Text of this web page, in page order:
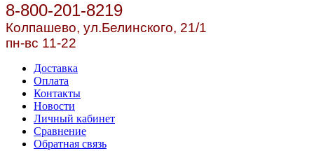
8-800-201-8219
Колпашево, ул.Белинского, 21/1
пн-вс 11-22
Доставка
Оплата
Контакты
Новости
Личный кабинет
Сравнение
Обратная связь